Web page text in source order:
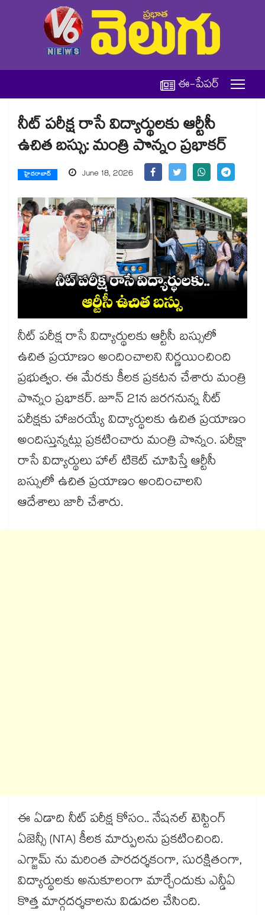
ఈ-పేపర్
నీట్ పరీక్ష రాసే విద్యార్థులకు ఆర్టీసీ
ఉచిత బస్సు: మంత్రి పొన్నం ప్రభాకర్
హైదరాబాద్ June 18, 2026
నీట్ పరీక్ష రాసే విద్యార్థులకు ఆర్టీసీ బస్సులో
ఉచిత ప్రయాణం అందించాలని నిర్ణయించింది
ప్రభుత్వం. ఈ మేరకు కీలక ప్రకటన చేశారు మంత్రి
పొన్నం ప్రభాకర్. జూన్ 21న జరగనున్న నీట్
పరీక్షకు హాజరయ్యే విద్యార్థులకు ఉచిత ప్రయాణం
అందిస్తున్నట్లు ప్రకటించారు మంత్రి పొన్నం. పరీక్షా
రాసే విద్యార్థులు హాల్ టికెట్ చూపిస్తే ఆర్టీసీ
బస్సులో ఉచిత ప్రయాణం అందించాలని
ఆదేశాలు జారీ చేశారు.
ఈ ఏడాది నీట్ పరీక్ష కోసం.. నేషనల్ టెస్టింగ్
ఏజెన్సీ (NTA) కీలక మార్పులను ప్రకటించింది.
ఎగ్జామ్ ను మరింత పారదర్శకంగా, సురక్షితంగా,
విద్యార్థులకు అనుకూలంగా మార్చేందుకు ఎన్డీఏ
కొత్త మార్గదర్శకాలను విడుదల చేసింది.